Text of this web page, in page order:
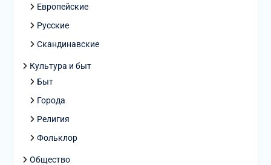
Европейские
Русские
Скандинавские
Культура и быт
Быт
Города
Религия
Фольклор
Общество